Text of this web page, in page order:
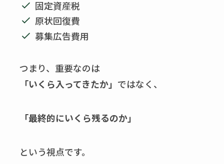
固定資産税
原状回復費
募集広告費用
つまり、重要なのは
「いくら入ってきたか」 ではなく、
「最終的にいくら残るのか」
という視点です。